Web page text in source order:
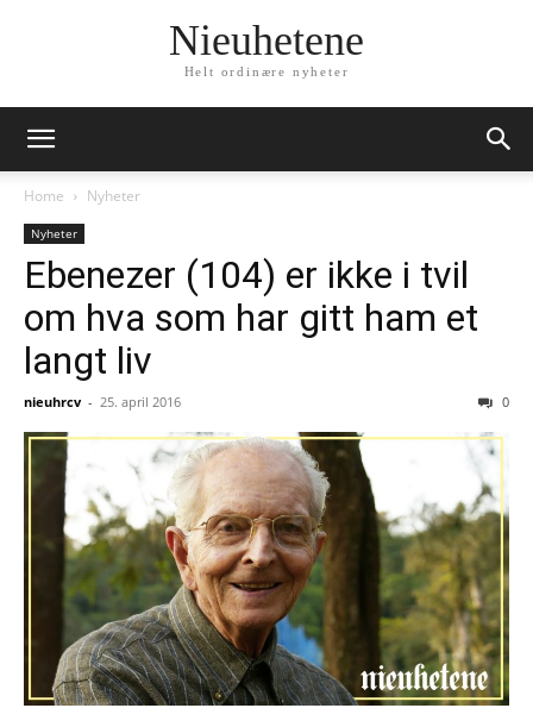
Nieuhetene
Helt ordinære nyheter
Home Nyheter
Nyheter
Ebenezer (104) er ikke i tvil
om hva som har gitt ham et
langt liv
nieuhrcv - 25. april 2016 0